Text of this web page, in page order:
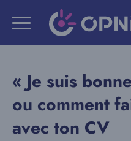
« Je suis
ou comment
avec ton CV